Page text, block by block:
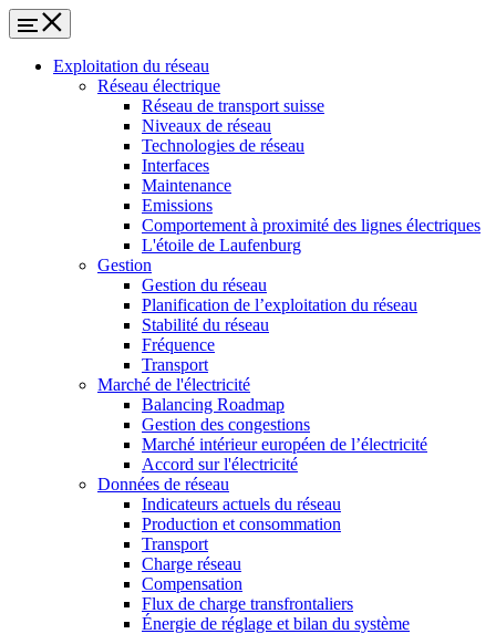
Exploitation du réseau
Réseau électrique
Réseau de transport suisse
Niveaux de réseau
Technologies de réseau
Interfaces
Maintenance
Emissions
Comportement à proximité des lignes électriques
L'étoile de Laufenburg
Gestion
Gestion du réseau
Planification de l’exploitation du réseau
Stabilité du réseau
Fréquence
Transport
Marché de l'électricité
Balancing Roadmap
Gestion des congestions
Marché intérieur européen de l’électricité
Accord sur l'électricité
Données de réseau
Indicateurs actuels du réseau
Production et consommation
Transport
Charge réseau
Compensation
Flux de charge transfrontaliers
Énergie de réglage et bilan du système